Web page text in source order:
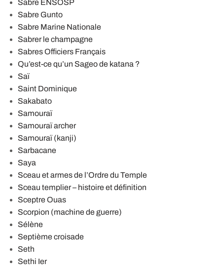
Sabre ENSOSP
Sabre Gunto
Sabre Marine Nationale
Sabrer le champagne
Sabres Officiers Français
Qu’est-ce qu’un Sageo de katana ?
Saï
Saint Dominique
Sakabato
Samouraï
Samouraï archer
Samouraï (kanji)
Sarbacane
Saya
Sceau et armes de l’Ordre du Temple
Sceau templier – histoire et définition
Sceptre Ouas
Scorpion (machine de guerre)
Sélène
Septième croisade
Seth
Sethi Ier